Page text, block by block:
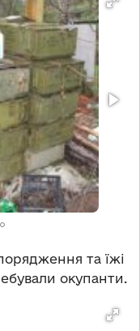
та їжі
окупанти.